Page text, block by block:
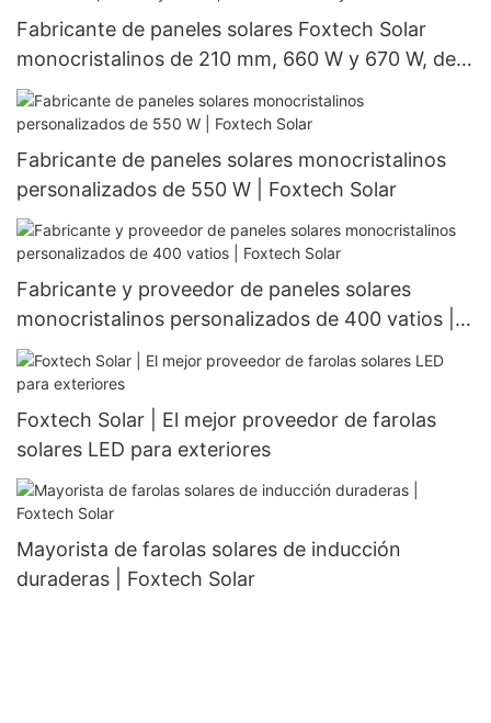
Fabricante de paneles solares Foxtech Solar
monocristalinos de 210 mm, 660 W y 670 W, de
medio corte y 132 celdas.
Fabricante de paneles solares monocristalinos
personalizados de 550 W | Foxtech Solar
Fabricante y proveedor de paneles solares
monocristalinos personalizados de 400 vatios |
Foxtech Solar
Foxtech Solar | El mejor proveedor de farolas
solares LED para exteriores
Mayorista de farolas solares de inducción
duraderas | Foxtech Solar